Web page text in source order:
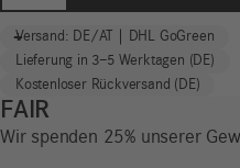
FC
St.
-
+
Versand: DE/AT | DHL GoGreen
Lieferung in 3–5 Werktagen (DE)
Kostenloser Rückversand (DE)
FAIR
Wir spenden 25% unserer